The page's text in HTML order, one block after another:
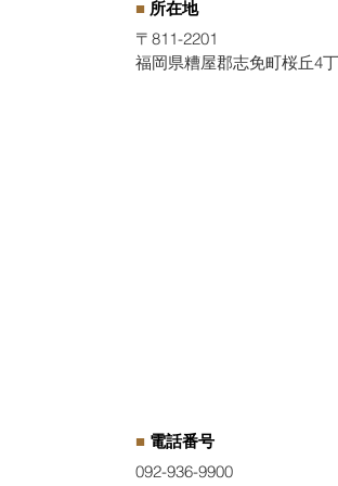
■ 所在地
〒811-2201
福岡県糟屋郡志免町桜丘4
■ 電話番号
092-936-9900